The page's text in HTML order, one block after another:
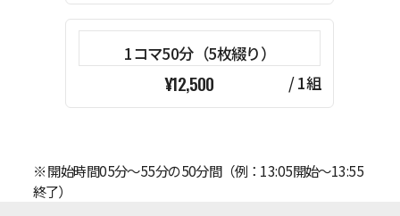
1コマ50分（5枚綴り）
¥12,500 / 1組
※ 開始時間05分～55分の50分間（例：13:05開始～13:55
終了）